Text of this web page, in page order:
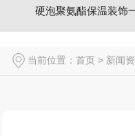
硬泡聚氨酯保温装饰
当前位置： 首页 > 新闻